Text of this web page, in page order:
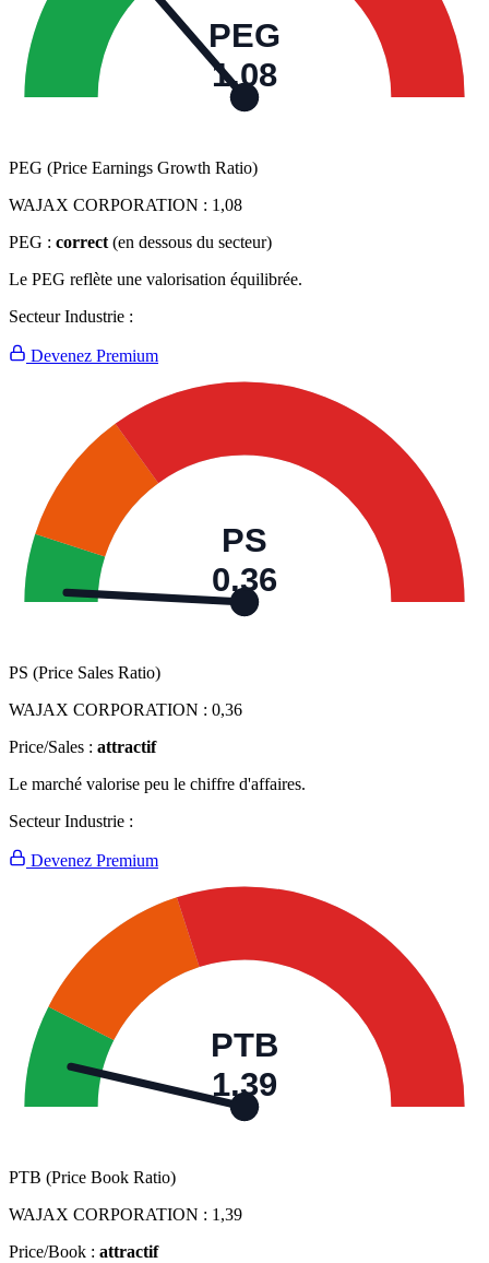
PEG
1,08
PEG (Price Earnings Growth Ratio)
WAJAX CORPORATION : 1,08
PEG : correct (en dessous du secteur)
Le PEG reflète une valorisation équilibrée.
Secteur Industrie :
Devenez Premium
PS
0,36
PS (Price Sales Ratio)
WAJAX CORPORATION : 0,36
Price/Sales : attractif
Le marché valorise peu le chiffre d'affaires.
Secteur Industrie :
Devenez Premium
PTB
1,39
PTB (Price Book Ratio)
WAJAX CORPORATION : 1,39
Price/Book : attractif